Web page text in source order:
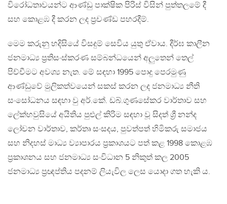
විරෝධතාවයන්ට ආණ්ඩු පාක්ෂික පිරිස් විසින් පුත්තලමේ දී
සහ කොළඹ දී කරන ලද ප්‍රචණ්ඩ පහරදීම්.
මෙම කරුනු හදිසියේ විසදුම් සෙවිය යුතු ඒවාය. දීර්ඝ කාලීන
ජනමාධ්‍ය ප්‍රතිසංස්කරණ සම්බන්ධයෙන් අලුතෙන් තෙල්
පිච්චීමට අවශ්‍ය නැත. මේ සඳහා 1995 පොදු පෙරමුණු
ආණ්ඩුවේ මුලිකත්වයෙන් සකස් කරන ලද ජනමාධ්‍ය නීති
සංසෝධනය සඳහා වු අර්.කේ. ඩබ්.ගුණසේකර වාර්තාව සහ
ලේක්හවුසියේ අයිතිය පුළුල් කිරිම සඳහා වූ සිදත් ශ්‍රී නන්ද
ලෝචන වාර්තාව, කර්තෘ සංසදය, පුවත්පත් හිමිකරු සමාජය
සහ නිදහස් මාධ්‍ය ව්‍යාපාරය ප්‍රකාශයට පත් කළ 1998 කොළඹ
ප්‍රකාශනය සහ ජනමාධ්‍ය සංවිධාන 5 නිකුත් කල 2005
ජනමාධ්‍ය ප්‍රඥප්තිය පදනම් ලියැවිල ලෙස යොදා ගත හැකි ය.